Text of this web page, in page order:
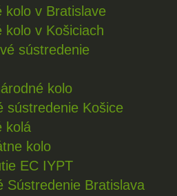
kolo v Bratislave
kolo v Košiciach
sústredenie
kolo
sústredenie Košice
kolá
kolo
EC IYPT
Sústredenie Bratislava